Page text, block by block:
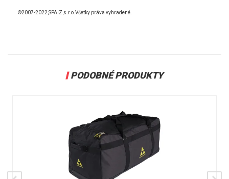
©2007-2022,SPAIZ,s.r.o.Všetky práva vyhradené
PODOBNÉ PRODUKTY